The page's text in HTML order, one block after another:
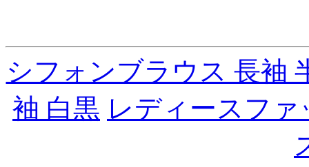
シフォンブラウス 長袖
袖 白黒 レディースフ